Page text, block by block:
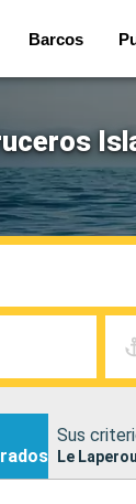
Barcos
Sus
Le